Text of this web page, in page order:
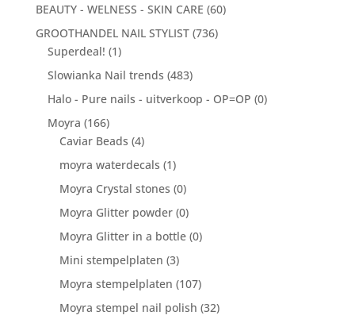
BEAUTY - WELNESS - SKIN CARE (60)
GROOTHANDEL NAIL STYLIST (736)
Superdeal! (1)
Slowianka Nail trends (483)
Halo - Pure nails - uitverkoop - OP=OP (0)
Moyra (166)
Caviar Beads (4)
moyra waterdecals (1)
Moyra Crystal stones (0)
Moyra Glitter powder (0)
Moyra Glitter in a bottle (0)
Mini stempelplaten (3)
Moyra stempelplaten (107)
Moyra stempel nail polish (32)